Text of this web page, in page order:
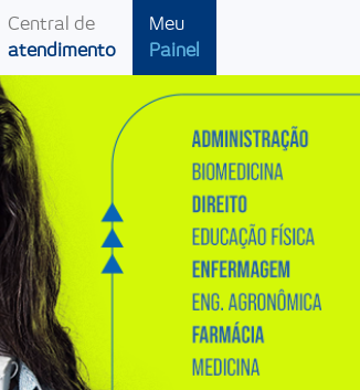
Central de
atendimento
Meu
Painel